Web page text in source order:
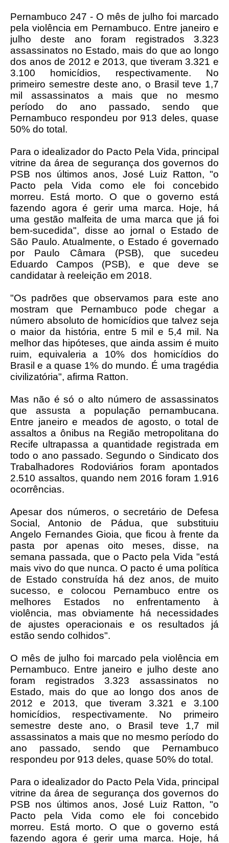
Pernambuco 247 - O mês de julho foi marcado
pela violência em Pernambuco. Entre janeiro e
julho deste ano foram registrados 3.323
assassinatos no Estado, mais do que ao longo
dos anos de 2012 e 2013, que tiveram 3.321 e
3.100 homicídios, respectivamente. No
primeiro semestre deste ano, o Brasil teve 1,7
mil assassinatos a mais que no mesmo
período do ano passado, sendo que
Pernambuco respondeu por 913 deles, quase
50% do total.
Para o idealizador do Pacto Pela Vida, principal
vitrine da área de segurança dos governos do
PSB nos últimos anos, José Luiz Ratton, "o
Pacto pela Vida como ele foi concebido
morreu. Está morto. O que o governo está
fazendo agora é gerir uma marca. Hoje, há
uma gestão malfeita de uma marca que já foi
bem-sucedida", disse ao jornal o Estado de
São Paulo. Atualmente, o Estado é governado
por Paulo Câmara (PSB), que sucedeu
Eduardo Campos (PSB), e que deve se
candidatar à reeleição em 2018.
"Os padrões que observamos para este ano
mostram que Pernambuco pode chegar a
número absoluto de homicídios que talvez seja
o maior da história, entre 5 mil e 5,4 mil. Na
melhor das hipóteses, que ainda assim é muito
ruim, equivaleria a 10% dos homicídios do
Brasil e a quase 1% do mundo. É uma tragédia
civilizatória", afirma Ratton.
Mas não é só o alto número de assassinatos
que assusta a população pernambucana.
Entre janeiro e meados de agosto, o total de
assaltos a ônibus na Região metropolitana do
Recife ultrapassa a quantidade registrada em
todo o ano passado. Segundo o Sindicato dos
Trabalhadores Rodoviários foram apontados
2.510 assaltos, quando nem 2016 foram 1.916
ocorrências.
Apesar dos números, o secretário de Defesa
Social, Antonio de Pádua, que substituiu
Angelo Fernandes Gioia, que ficou à frente da
pasta por apenas oito meses, disse, na
semana passada, que o Pacto pela Vida "está
mais vivo do que nunca. O pacto é uma política
de Estado construída há dez anos, de muito
sucesso, e colocou Pernambuco entre os
melhores Estados no enfrentamento à
violência, mas obviamente há necessidades
de ajustes operacionais e os resultados já
estão sendo colhidos".
O mês de julho foi marcado pela violência em
Pernambuco. Entre janeiro e julho deste ano
foram registrados 3.323 assassinatos no
Estado, mais do que ao longo dos anos de
2012 e 2013, que tiveram 3.321 e 3.100
homicídios, respectivamente. No primeiro
semestre deste ano, o Brasil teve 1,7 mil
assassinatos a mais que no mesmo período do
ano passado, sendo que Pernambuco
respondeu por 913 deles, quase 50% do total.
Para o idealizador do Pacto Pela Vida, principal
vitrine da área de segurança dos governos do
PSB nos últimos anos, José Luiz Ratton, "o
Pacto pela Vida como ele foi concebido
morreu. Está morto. O que o governo está
fazendo agora é gerir uma marca. Hoje, há